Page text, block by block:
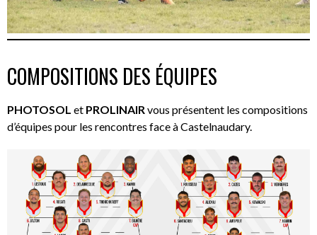
COMPOSITIONS DES ÉQUIPES
PHOTOSOL et PROLINAIRvous présentent les compositions
d’équipes pour les rencontres face à Castelnaudary.